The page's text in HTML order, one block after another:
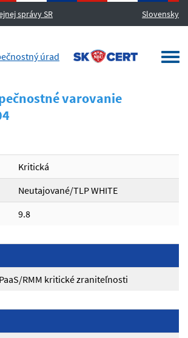
správy SR Slovensky
MENU
varovanie
Kritická
Neutajované/TLP WHITE
9.8
RMM kritické zraniteľnosti